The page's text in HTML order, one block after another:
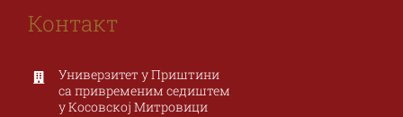
Контакт
Универзитет у Приштини
са привременим седиштем
у Косовској Митровици